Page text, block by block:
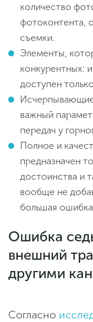
количество
фотоконтента,
съемки.
Элементы,
конкурентных:
доступен
Исчерпывающие
важный
передач у
Полное и
предназначен
достоинства и
вообще не
большая
Ошибка
внешний
другими
Согласно